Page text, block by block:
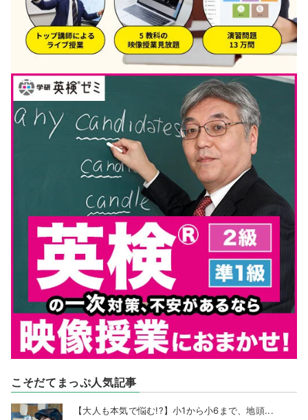
こそだてまっぷ人気記事
【大人も本気で悩む!?】小1から小6まで、地頭...